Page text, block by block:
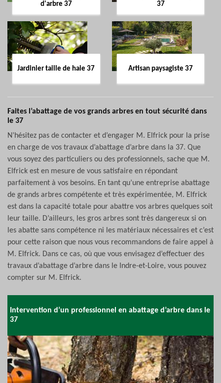
d'arbre 37
37
Jardinier taille de haie 37 Artisan paysagiste 37
Faites l’abattage de vos grands arbres en tout sécurité dans
le 37
N’hésitez pas de contacter et d’engager M. Elfrick pour la prise
en charge de vos travaux d’abattage d’arbre dans la 37. Que
vous soyez des particuliers ou des professionnels, sache que M.
Elfrick est en mesure de vous satisfaire en répondant
parfaitement à vos besoins. En tant qu’une entreprise abattage
de grands arbres compétente et très expérimentée, M. Elfrick
est dans la capacité totale pour abattre vos arbres quelques soit
leur taille. D’ailleurs, les gros arbres sont très dangereux si on
les abatte sans compétence ni les matériaux nécessaires et c’est
pour cette raison que nous vous recommandons de faire appel à
M. Elfrick. Dans ce cas, où que vous envisagez d’effectuer des
travaux d’abattage d’arbre dans le Indre-et-Loire, vous pouvez
compter sur M. Elfrick.
Intervention d’un professionnel en abattage d’arbre dans le
37